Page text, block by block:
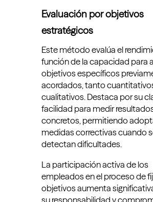
Evaluación por objetivos
estratégicos
Este método evalúa el
función de la capacidad para
objetivos específicos
acordados, tanto
cualitativos. Destaca por su
facilidad para medir
concretos, permitiendo
medidas correctivas cuando
detectan dificultades.
La participación activa de los
empleados en el proceso de
objetivos aumenta
su responsabilidad y